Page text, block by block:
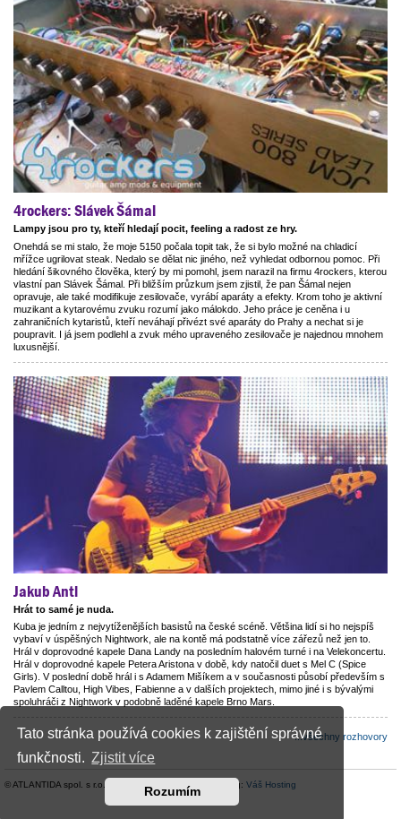
Tato stránka používá cookies k zajištění správné
funkčnosti. Zjistit více
Rozumím
4rockers: Slávek Šámal
Lampy jsou pro ty, kteří hledají pocit, feeling a radost ze hry.
Onehdá se mi stalo, že moje 5150 počala topit tak, že si bylo možné na chladicí
mřížce ugrilovat steak. Nedalo se dělat nic jiného, než vyhledat odbornou pomoc. Při
hledání šikovného člověka, který by mi pomohl, jsem narazil na firmu 4rockers, kterou
vlastní pan Slávek Šámal. Při bližším průzkum jsem zjistil, že pan Šámal nejen
opravuje, ale také modifikuje zesilovače, vyrábí aparáty a efekty. Krom toho je aktivní
muzikant a kytarovému zvuku rozumí jako málokdo. Jeho práce je ceněna i u
zahraničních kytaristů, kteří neváhají přivézt své aparáty do Prahy a nechat si je
poupravit. I já jsem podlehl a zvuk mého upraveného zesilovače je najednou mnohem
luxusnější.
Jakub Antl
Hrát to samé je nuda.
Kuba je jedním z nejvytíženějších basistů na české scéně. Většina lidí si ho nejspíš
vybaví v úspěšných Nightwork, ale na kontě má podstatně více zářezů než jen to.
Hrál v doprovodné kapele Dana Landy na posledním halovém turné i na Velekoncertu.
Hrál v doprovodné kapele Petera Aristona v době, kdy natočil duet s Mel C (Spice
Girls). V poslední době hrál i s Adamem Mišíkem a v současnosti působí především s
Pavlem Calltou, High Vibes, Fabienne a v dalších projektech, mimo jiné i s bývalými
spoluhráči z Nightwork v podobně laděné kapele Brno Mars.
...všechny rozhovory
© ATLANTIDA spol. s r.o. | Kontaktní údaje | Hosting: Váš Hosting